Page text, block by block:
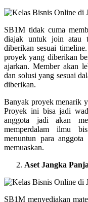
SB1M tidak cuma
diajak untuk join atau
diberikan sesuai
proyek yang diberikan
ajarkan. Member akan
dan solusi yang sesuai
diberikan.
Banyak proyek menarik
Proyek ini bisa jadi
anggota jadi akan
memperdalam ilmu
menuntun para anggota
memuaskan.
Aset Jangka
SB1M menyediakan